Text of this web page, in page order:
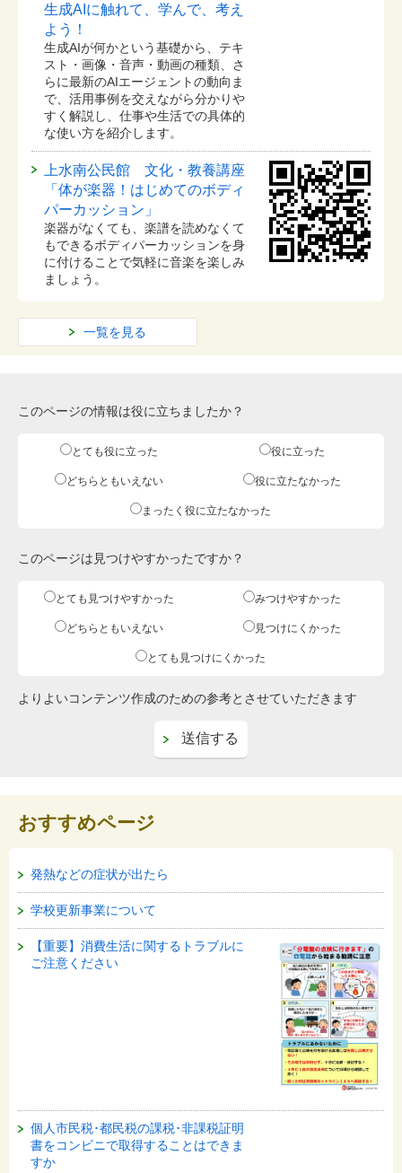
一覧を見る
生成AIに触れて、学んで、考え
よう！
生成AIが何かという基礎から、テキ
スト・画像・音声・動画の種類、さ
らに最新のAIエージェントの動向ま
で、活用事例を交えながら分かりや
すく解説し、仕事や生活での具体的
な使い方を紹介します。
上水南公民館 文化・教養講座
「体が楽器！はじめてのボディ
パーカッション」
楽器がなくても、楽譜を読めなくて
もできるボディパーカッションを身
に付けることで気軽に音楽を楽しみ
ましょう。
このページの情報は役に立ちましたか？
とても役に立った 役に立った
どちらともいえない 役に立たなかった
まったく役に立たなかった
このページは見つけやすかったですか？
とても見つけやすかった みつけやすかった
どちらともいえない 見つけにくかった
とても見つけにくかった
よりよいコンテンツ作成のための参考とさせていただきます
おすすめページ
発熱などの症状が出たら
学校更新事業について
【重要】消費生活に関するトラブルに
ご注意ください
個人市民税･都民税の課税･非課税証明
書をコンビニで取得することはできま
すか